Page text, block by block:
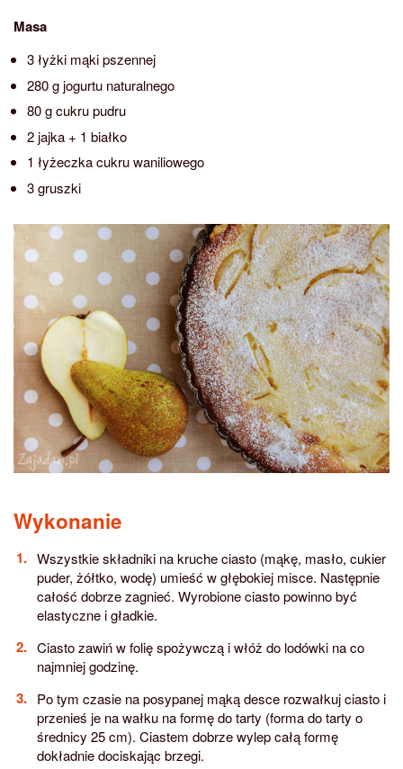
Masa
3 łyżki mąki pszennej
280 g jogurtu naturalnego
80 g cukru pudru
2 jajka + 1 białko
1 łyżeczka cukru waniliowego
3 gruszki
Wykonanie
Wszystkie składniki na kruche ciasto (mąkę, masło, cukier
puder, żółtko, wodę) umieść w głębokiej misce. Następnie
całość dobrze zagnieć. Wyrobione ciasto powinno być
elastyczne i gładkie.
Ciasto zawiń w folię spożywczą i włóż do lodówki na co
najmniej godzinę.
Po tym czasie na posypanej mąką desce rozwałkuj ciasto i
przenieś je na wałku na formę do tarty (forma do tarty o
średnicy 25 cm). Ciastem dobrze wylep całą formę
dokładnie dociskając brzegi.